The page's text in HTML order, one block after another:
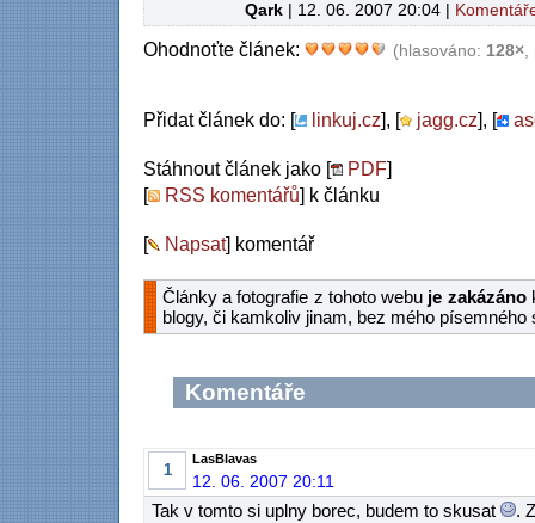
Qark | 12. 06. 2007 20:04 |
Ohodnoťte článek: (hlasováno: 128×,
Přidat článek do: [ linkuj.cz], [ jagg.cz], [
Stáhnout článek jako [ PDF]
[
RSS komentářů] k článku
[ Napsat] komentář
Články a fotografie z tohoto webu je zakázáno
blogy, či kamkoliv jinam, bez mého písemného
Komentáře
1
LasBlavas
12. 06. 2007 20:11
Tak v tomto si uplny borec, budem to skusat .